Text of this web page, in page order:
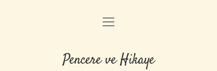
Anasayfa
menüyü
Pencere ve Hikaye